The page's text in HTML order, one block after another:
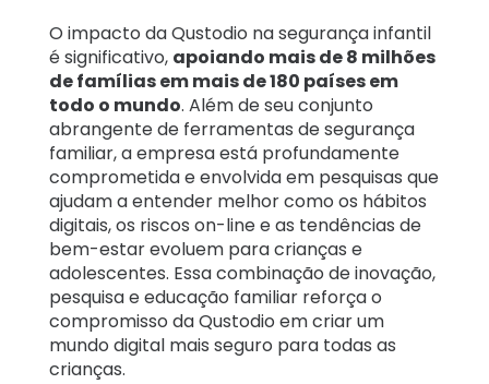
O impacto da Qustodio na segurança infantil
é significativo, apoiando mais de 8 milhões
de famílias em mais de 180 países em
todo o mundo. Além de seu conjunto
abrangente de ferramentas de segurança
familiar, a empresa está profundamente
comprometida e envolvida em pesquisas que
ajudam a entender melhor como os hábitos
digitais, os riscos on-line e as tendências de
bem-estar evoluem para crianças e
adolescentes. Essa combinação de inovação,
pesquisa e educação familiar reforça o
compromisso da Qustodio em criar um
mundo digital mais seguro para todas as
crianças.